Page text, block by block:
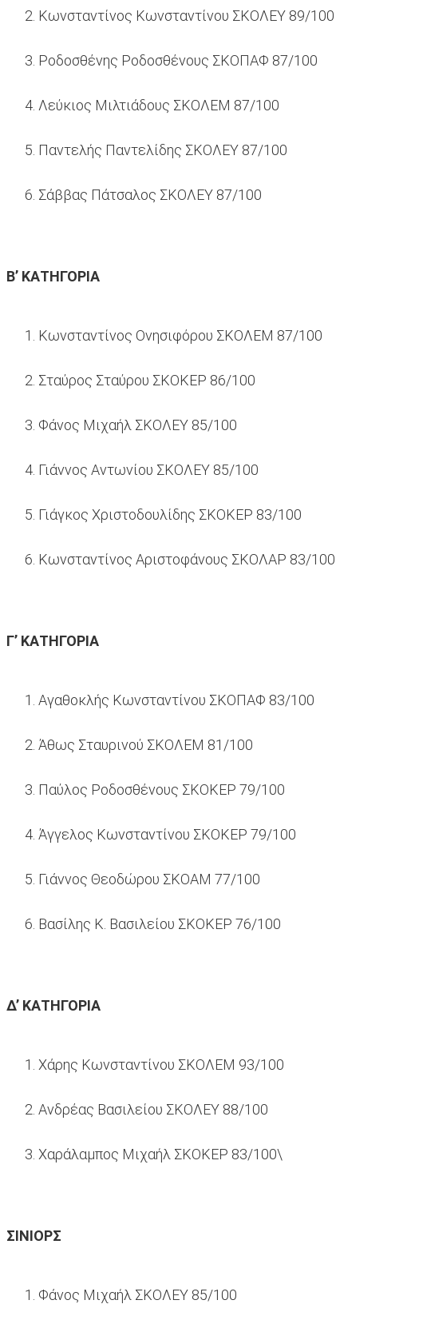
Κωνσταντίνος Κωνσταντίνου ΣΚΟΛΕΥ 89/100
Ροδοσθένης Ροδοσθένους ΣΚΟΠΑΦ 87/100
Λεύκιος Μιλτιάδους ΣΚΟΛΕΜ 87/100
Παντελής Παντελίδης ΣΚΟΛΕΥ 87/100
Σάββας Πάτσαλος ΣΚΟΛΕΥ 87/100
Β’ ΚΑΤΗΓΟΡΙΑ
Κωνσταντίνος Ονησιφόρου ΣΚΟΛΕΜ 87/100
Σταύρος Σταύρου ΣΚΟΚΕΡ 86/100
Φάνος Μιχαήλ ΣΚΟΛΕΥ 85/100
Γιάννος Αντωνίου ΣΚΟΛΕΥ 85/100
Γιάγκος Χριστοδουλίδης ΣΚΟΚΕΡ 83/100
Κωνσταντίνος Αριστοφάνους ΣΚΟΛΑΡ 83/100
Γ’ ΚΑΤΗΓΟΡΙΑ
Αγαθοκλής Κωνσταντίνου ΣΚΟΠΑΦ 83/100
Άθως Σταυρινού ΣΚΟΛΕΜ 81/100
Παύλος Ροδοσθένους ΣΚΟΚΕΡ 79/100
Άγγελος Κωνσταντίνου ΣΚΟΚΕΡ 79/100
Γιάννος Θεοδώρου ΣΚΟΑΜ 77/100
Βασίλης Κ. Βασιλείου ΣΚΟΚΕΡ 76/100
Δ’ ΚΑΤΗΓΟΡΙΑ
Χάρης Κωνσταντίνου ΣΚΟΛΕΜ 93/100
Ανδρέας Βασιλείου ΣΚΟΛΕΥ 88/100
Χαράλαμπος Μιχαήλ ΣΚΟΚΕΡ 83/100\
ΣΙΝΙΟΡΣ
Φάνος Μιχαήλ ΣΚΟΛΕΥ 85/100